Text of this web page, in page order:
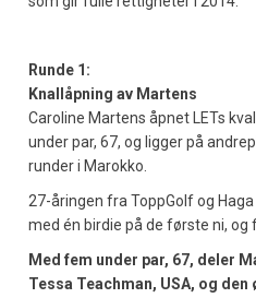
Runde 1:
Knallåpning av Martens
Caroline Martens åpnet LETs
under par, 67, og ligger på
runder i Marokko.
27-åringen fra ToppGolf og
med én birdie på de første ni, og
Med fem under par, 67, deler
Tessa Teachman, USA, og